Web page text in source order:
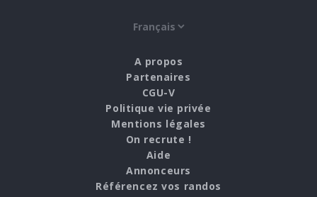
A propos
Partenaires
CGU-V
Politique vie privée
Mentions légales
On recrute !
Aide
Annonceurs
Référencez vos randos